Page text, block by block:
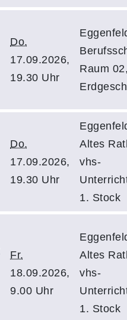
Do.
17.09.2026,
19.30 Uhr
Raum
Do.
17.09.2026,
19.30 Uhr
Altes
vhs-
1. Stock
Fr.
18.09.2026,
9.00 Uhr
Altes
vhs-
1. Stock